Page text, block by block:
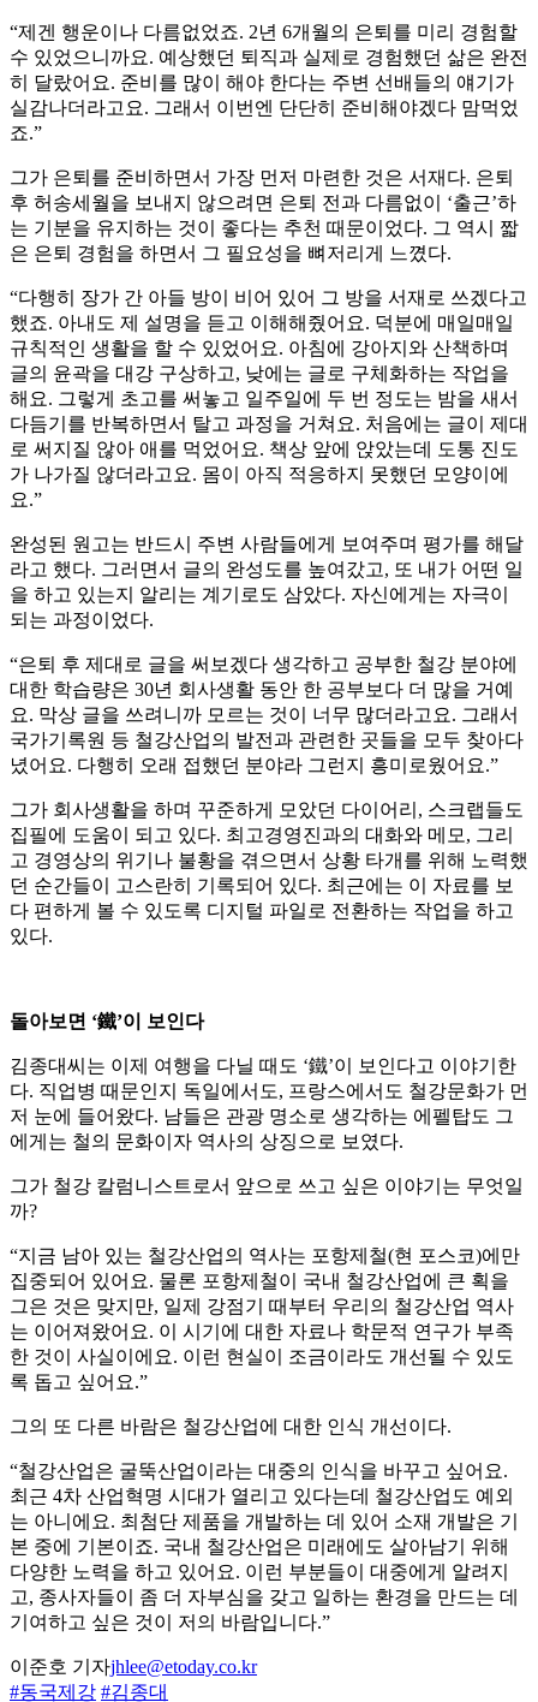
“제겐 행운이나 다름없었죠. 2년 6개월의 은퇴를 미리 경험할
수 있었으니까요. 예상했던 퇴직과 실제로 경험했던 삶은 완전
히 달랐어요. 준비를 많이 해야 한다는 주변 선배들의 얘기가
실감나더라고요. 그래서 이번엔 단단히 준비해야겠다 맘먹었
죠.”
그가 은퇴를 준비하면서 가장 먼저 마련한 것은 서재다. 은퇴
후 허송세월을 보내지 않으려면 은퇴 전과 다름없이 ‘출근’하
는 기분을 유지하는 것이 좋다는 추천 때문이었다. 그 역시 짧
은 은퇴 경험을 하면서 그 필요성을 뼈저리게 느꼈다.
“다행히 장가 간 아들 방이 비어 있어 그 방을 서재로 쓰겠다고
했죠. 아내도 제 설명을 듣고 이해해줬어요. 덕분에 매일매일
규칙적인 생활을 할 수 있었어요. 아침에 강아지와 산책하며
글의 윤곽을 대강 구상하고, 낮에는 글로 구체화하는 작업을
해요. 그렇게 초고를 써놓고 일주일에 두 번 정도는 밤을 새서
다듬기를 반복하면서 탈고 과정을 거쳐요. 처음에는 글이 제대
로 써지질 않아 애를 먹었어요. 책상 앞에 앉았는데 도통 진도
가 나가질 않더라고요. 몸이 아직 적응하지 못했던 모양이에
요.”
완성된 원고는 반드시 주변 사람들에게 보여주며 평가를 해달
라고 했다. 그러면서 글의 완성도를 높여갔고, 또 내가 어떤 일
을 하고 있는지 알리는 계기로도 삼았다. 자신에게는 자극이
되는 과정이었다.
“은퇴 후 제대로 글을 써보겠다 생각하고 공부한 철강 분야에
대한 학습량은 30년 회사생활 동안 한 공부보다 더 많을 거예
요. 막상 글을 쓰려니까 모르는 것이 너무 많더라고요. 그래서
국가기록원 등 철강산업의 발전과 관련한 곳들을 모두 찾아다
녔어요. 다행히 오래 접했던 분야라 그런지 흥미로웠어요.”
그가 회사생활을 하며 꾸준하게 모았던 다이어리, 스크랩들도
집필에 도움이 되고 있다. 최고경영진과의 대화와 메모, 그리
고 경영상의 위기나 불황을 겪으면서 상황 타개를 위해 노력했
던 순간들이 고스란히 기록되어 있다. 최근에는 이 자료를 보
다 편하게 볼 수 있도록 디지털 파일로 전환하는 작업을 하고
있다.
돌아보면 ‘鐵’이 보인다
김종대씨는 이제 여행을 다닐 때도 ‘鐵’이 보인다고 이야기한
다. 직업병 때문인지 독일에서도, 프랑스에서도 철강문화가 먼
저 눈에 들어왔다. 남들은 관광 명소로 생각하는 에펠탑도 그
에게는 철의 문화이자 역사의 상징으로 보였다.
그가 철강 칼럼니스트로서 앞으로 쓰고 싶은 이야기는 무엇일
까?
“지금 남아 있는 철강산업의 역사는 포항제철(현 포스코)에만
집중되어 있어요. 물론 포항제철이 국내 철강산업에 큰 획을
그은 것은 맞지만, 일제 강점기 때부터 우리의 철강산업 역사
는 이어져왔어요. 이 시기에 대한 자료나 학문적 연구가 부족
한 것이 사실이에요. 이런 현실이 조금이라도 개선될 수 있도
록 돕고 싶어요.”
그의 또 다른 바람은 철강산업에 대한 인식 개선이다.
“철강산업은 굴뚝산업이라는 대중의 인식을 바꾸고 싶어요.
최근 4차 산업혁명 시대가 열리고 있다는데 철강산업도 예외
는 아니에요. 최첨단 제품을 개발하는 데 있어 소재 개발은 기
본 중에 기본이죠. 국내 철강산업은 미래에도 살아남기 위해
다양한 노력을 하고 있어요. 이런 부분들이 대중에게 알려지
고, 종사자들이 좀 더 자부심을 갖고 일하는 환경을 만드는 데
기여하고 싶은 것이 저의 바람입니다.”
이준호 기자jhlee@etoday.co.kr
#동국제강 #김종대